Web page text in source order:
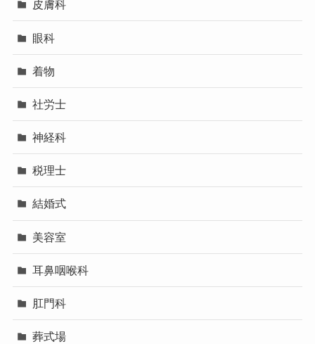
皮膚科
眼科
着物
社労士
神経科
税理士
結婚式
美容室
耳鼻咽喉科
肛門科
葬式場